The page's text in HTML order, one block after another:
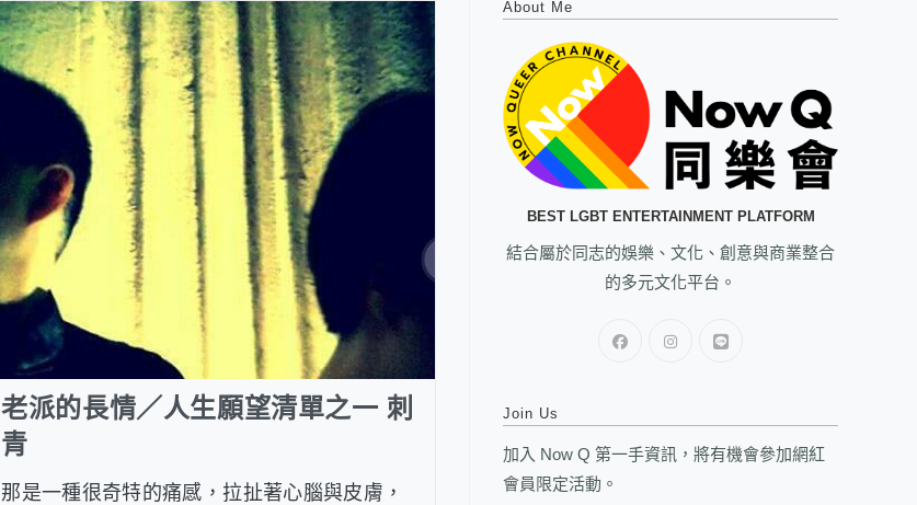
老派的長情／人生願望清單之一 刺
青
那是一種很奇特的痛感，拉扯著心腦與皮膚，
About Me
BEST LGBT ENTERTAINMENT PLATFORM
結合屬於同志的娛樂、文化、創意與商業整合
的多元文化平台。
Join Us
加入 Now Q 第一手資訊，將有機會參加網紅
會員限定活動。